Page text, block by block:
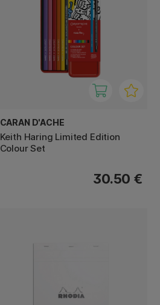
CARAN D'ACHE
Keith Haring Limited Edition
Colour Set
30.50 €